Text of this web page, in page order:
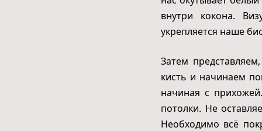
внутри кокона.
укрепляется наше
Затем
кисть и начинаем
начиная с
потолки. Не
Необходимо всё